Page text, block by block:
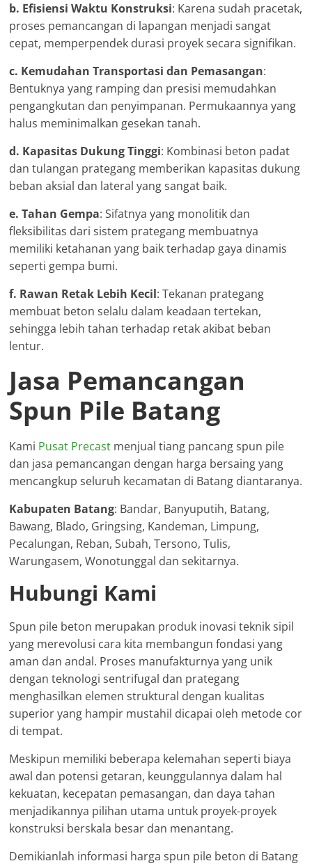
b. Efisiensi Waktu Konstruksi: Karena sudah pracetak,
proses pemancangan di lapangan menjadi sangat
cepat, memperpendek durasi proyek secara signifikan.
c. Kemudahan Transportasi dan Pemasangan:
Bentuknya yang ramping dan presisi memudahkan
pengangkutan dan penyimpanan. Permukaannya yang
halus meminimalkan gesekan tanah.
d. Kapasitas Dukung Tinggi: Kombinasi beton padat
dan tulangan prategang memberikan kapasitas dukung
beban aksial dan lateral yang sangat baik.
e. Tahan Gempa: Sifatnya yang monolitik dan
fleksibilitas dari sistem prategang membuatnya
memiliki ketahanan yang baik terhadap gaya dinamis
seperti gempa bumi.
f. Rawan Retak Lebih Kecil: Tekanan prategang
membuat beton selalu dalam keadaan tertekan,
sehingga lebih tahan terhadap retak akibat beban
lentur.
Jasa Pemancangan
Spun Pile Batang
Kami Pusat Precast menjual tiang pancang spun pile
dan jasa pemancangan dengan harga bersaing yang
mencangkup seluruh kecamatan di Batang diantaranya.
Kabupaten Batang: Bandar, Banyuputih, Batang,
Bawang, Blado, Gringsing, Kandeman, Limpung,
Pecalungan, Reban, Subah, Tersono, Tulis,
Warungasem, Wonotunggal dan sekitarnya.
Hubungi Kami
Spun pile beton merupakan produk inovasi teknik sipil
yang merevolusi cara kita membangun fondasi yang
aman dan andal. Proses manufakturnya yang unik
dengan teknologi sentrifugal dan prategang
menghasilkan elemen struktural dengan kualitas
superior yang hampir mustahil dicapai oleh metode cor
di tempat.
Meskipun memiliki beberapa kelemahan seperti biaya
awal dan potensi getaran, keunggulannya dalam hal
kekuatan, kecepatan pemasangan, dan daya tahan
menjadikannya pilihan utama untuk proyek-proyek
konstruksi berskala besar dan menantang.
Demikianlah informasi harga spun pile beton di Batang